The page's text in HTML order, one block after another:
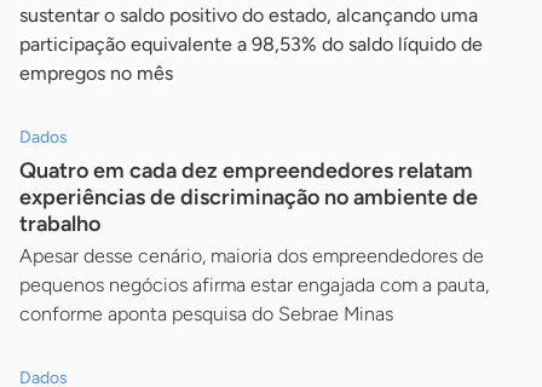
sustentar o saldo positivo do estado, alcançando uma
participação equivalente a 98,53% do saldo líquido de
empregos no mês
Dados
Quatro em cada dez empreendedores relatam
experiências de discriminação no ambiente de
trabalho
Apesar desse cenário, maioria dos empreendedores de
pequenos negócios afirma estar engajada com a pauta,
conforme aponta pesquisa do Sebrae Minas
Dados